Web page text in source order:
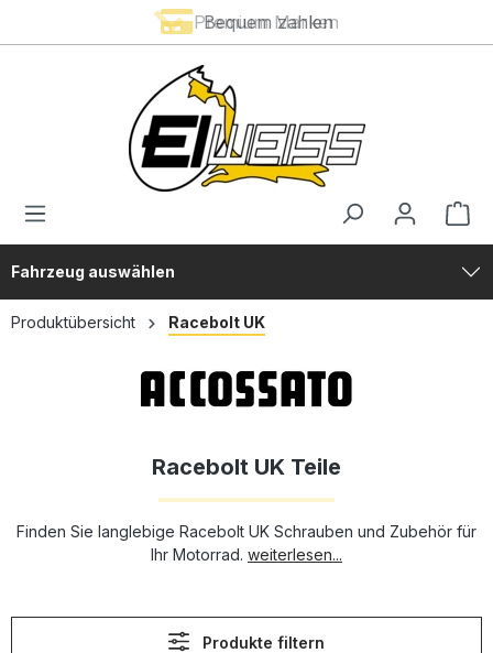
Premium Marken
Bequem zahlen
Fahrzeug auswählen
Produktübersicht Racebolt UK
Racebolt UK Teile
Finden Sie langlebige Racebolt UK Schrauben und Zubehör für
Ihr Motorrad. weiterlesen...
Produkte filtern